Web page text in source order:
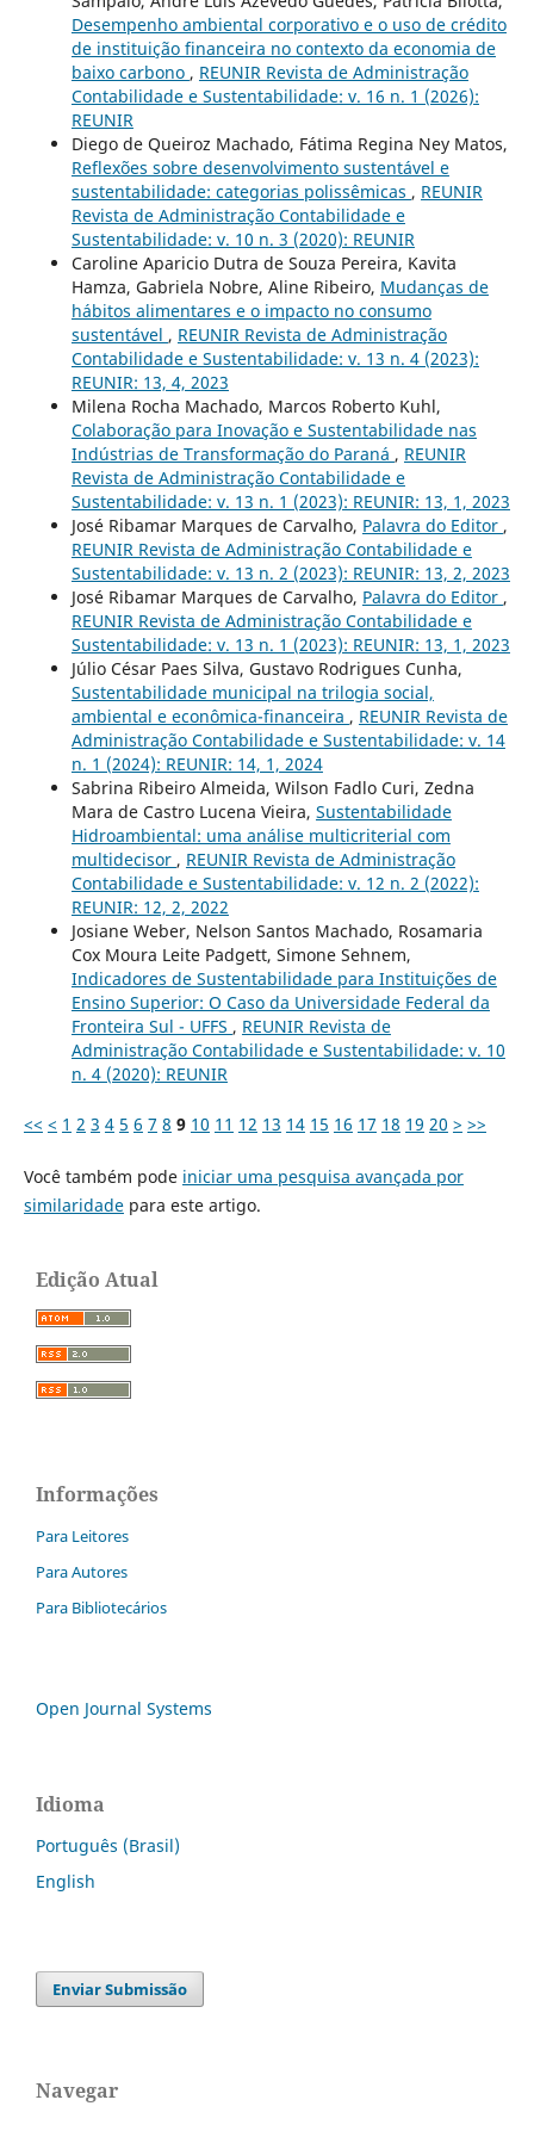
Desempenho ambiental corporativo e o uso de crédito
de instituição financeira no contexto da economia de
baixo carbono , REUNIR Revista de Administração
Contabilidade e Sustentabilidade: v. 16 n. 1 (2026):
REUNIR
Diego de Queiroz Machado, Fátima Regina Ney Matos,
Reflexões sobre desenvolvimento sustentável e
sustentabilidade: categorias polissêmicas , REUNIR
Revista de Administração Contabilidade e
Sustentabilidade: v. 10 n. 3 (2020): REUNIR
Caroline Aparicio Dutra de Souza Pereira, Kavita
Hamza, Gabriela Nobre, Aline Ribeiro, Mudanças de
hábitos alimentares e o impacto no consumo
sustentável , REUNIR Revista de Administração
Contabilidade e Sustentabilidade: v. 13 n. 4 (2023):
REUNIR: 13, 4, 2023
Milena Rocha Machado, Marcos Roberto Kuhl,
Colaboração para Inovação e Sustentabilidade nas
Indústrias de Transformação do Paraná , REUNIR
Revista de Administração Contabilidade e
Sustentabilidade: v. 13 n. 1 (2023): REUNIR: 13, 1, 2023
José Ribamar Marques de Carvalho, Palavra do Editor ,
REUNIR Revista de Administração Contabilidade e
Sustentabilidade: v. 13 n. 2 (2023): REUNIR: 13, 2, 2023
José Ribamar Marques de Carvalho, Palavra do Editor ,
REUNIR Revista de Administração Contabilidade e
Sustentabilidade: v. 13 n. 1 (2023): REUNIR: 13, 1, 2023
Júlio César Paes Silva, Gustavo Rodrigues Cunha,
Sustentabilidade municipal na trilogia social,
ambiental e econômica-financeira , REUNIR Revista de
Administração Contabilidade e Sustentabilidade: v. 14
n. 1 (2024): REUNIR: 14, 1, 2024
Sabrina Ribeiro Almeida, Wilson Fadlo Curi, Zedna
Mara de Castro Lucena Vieira, Sustentabilidade
Hidroambiental: uma análise multicriterial com
multidecisor , REUNIR Revista de Administração
Contabilidade e Sustentabilidade: v. 12 n. 2 (2022):
REUNIR: 12, 2, 2022
Josiane Weber, Nelson Santos Machado, Rosamaria
Cox Moura Leite Padgett, Simone Sehnem,
Indicadores de Sustentabilidade para Instituições de
Ensino Superior: O Caso da Universidade Federal da
Fronteira Sul - UFFS , REUNIR Revista de
Administração Contabilidade e Sustentabilidade: v. 10
n. 4 (2020): REUNIR
<< < 1 2 3 4 5 6 7 8 9 10 11 12 13 14 15 16 17 18 19 20 > >>
Você também pode iniciar uma pesquisa avançada por
similaridadepara este artigo.
Edição Atual
Informações
Para Leitores
Para Autores
Para Bibliotecários
Open Journal Systems
Idioma
Português (Brasil)
English
Enviar Submissão
Navegar